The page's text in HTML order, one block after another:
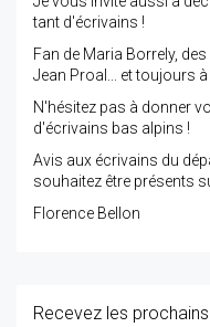
tant d'écrivains !
Fan de Maria Borrely,
Jean Proal... et toujours
N'hésitez pas à donner
d'écrivains bas alpins !
Avis aux écrivains du
souhaitez être présents
Florence Bellon
Recevez les